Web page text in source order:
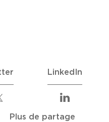
LinkedIn
Plus de partage